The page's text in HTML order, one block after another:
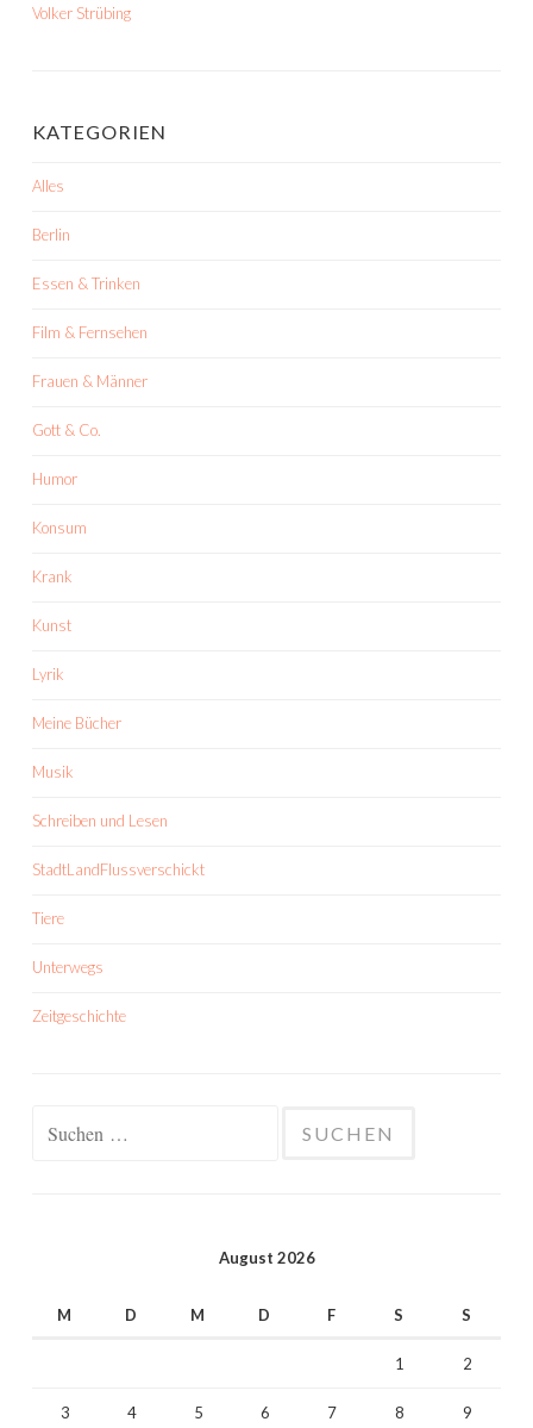
Volker Strübing
KATEGORIEN
Alles
Berlin
Essen & Trinken
Film & Fernsehen
Frauen & Männer
Gott & Co.
Humor
Konsum
Krank
Kunst
Lyrik
Meine Bücher
Musik
Schreiben und Lesen
StadtLandFlussverschickt
Tiere
Unterwegs
Zeitgeschichte
August 2026
M D M D F S S
1 2
3 4 5 6 7 8 9